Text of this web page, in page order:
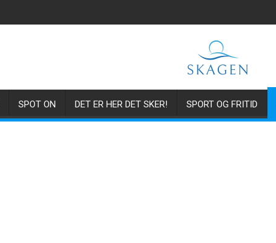
SPOT ON DET ER HER DET SKER! SPORT OG FRITID